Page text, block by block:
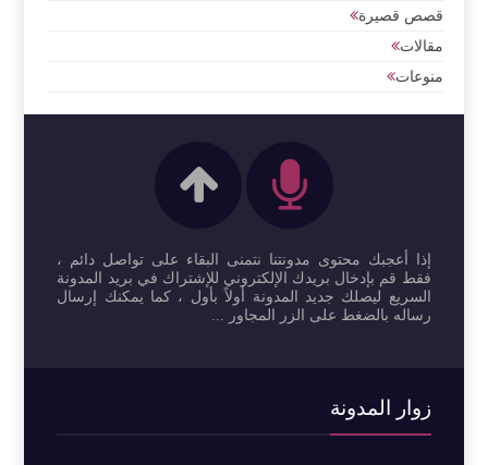
قصص قصيرة
مقالات
منوعات
إذا أعجبك محتوى مدونتنا نتمنى البقاء على تواصل دائم ،
فقط قم بإدخال بريدك الإلكتروني للإشتراك في بريد المدونة
السريع ليصلك جديد المدونة أولاً بأول ، كما يمكنك إرسال
رساله بالضغط على الزر المجاور ...
زوار المدونة